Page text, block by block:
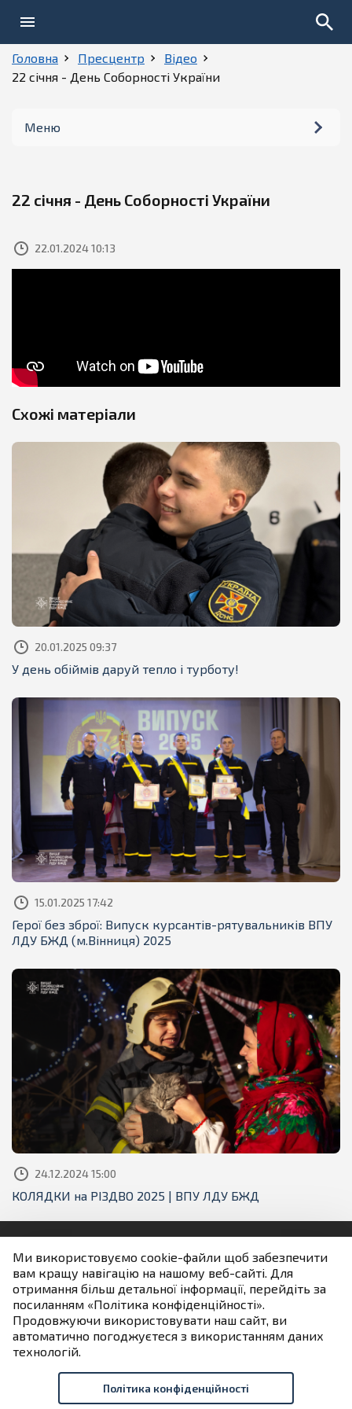
Головна Пресцентр
Відео
22 січня - День Соборності України
Меню
Відео
22 січня - День Соборності України
22.01.2024 10:13
Схожі матеріали
20.01.2025 09:37
У день обіймів даруй тепло і турботу!
15.01.2025 17:42
Герої без зброї: Випуск курсантів-рятувальників ВПУ
ЛДУ БЖД (м.Вінниця) 2025
24.12.2024 15:00
КОЛЯДКИ на РІЗДВО 2025 | ВПУ ЛДУ БЖД
Ми використовуємо cookie-файли щоб забезпечити
вам кращу навігацію на нашому веб-сайті. Для
отримання більш детальної інформації, перейдіть за
посиланням «Політика конфіденційності».
Продовжуючи використовувати наш сайт, ви
автоматично погоджуєтеся з використанням даних
технологій.
Політика конфіденційності
Якщо не зазначено інше всі матеріали розміщені на
умовах ліцензії
Creative Commons Attribution 4.0 International license
Людям із порушенням зору